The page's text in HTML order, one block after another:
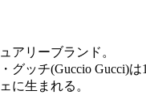
アリーブランド。
グッチ(Guccio Gucci)は
に生まれる。